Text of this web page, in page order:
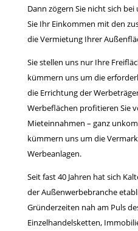
Dann zögern Sie nicht sich
Sie Ihr Einkommen mit den
die Vermietung Ihrer
Sie stellen uns nur Ihre
kümmern uns um die
die Errichtung der
Werbeflächen profitieren Sie
Mieteinnahmen – ganz
kümmern uns um die
Werbeanlagen.
Seit fast 40 Jahren hat sich
der Außenwerbebranche
Gründerzeiten nah am Puls
Einzelhandelsketten,